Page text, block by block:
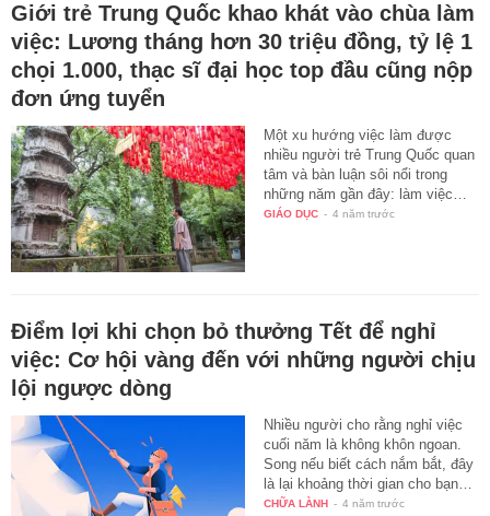
Giới trẻ Trung Quốc khao khát vào chùa làm
việc: Lương tháng hơn 30 triệu đồng, tỷ lệ 1
chọi 1.000, thạc sĩ đại học top đầu cũng nộp
đơn ứng tuyển
Một xu hướng việc làm được
nhiều người trẻ Trung Quốc quan
tâm và bàn luận sôi nổi trong
những năm gần đây: làm việc…
GIÁO DỤC - 4 năm trước
Điểm lợi khi chọn bỏ thưởng Tết để nghỉ
việc: Cơ hội vàng đến với những người chịu
lội ngược dòng
Nhiều người cho rằng nghỉ việc
cuối năm là không khôn ngoan.
Song nếu biết cách nắm bắt, đây
là lại khoảng thời gian cho bạn…
CHỮA LÀNH - 4 năm trước